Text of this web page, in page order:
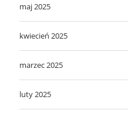
maj 2025
kwiecień 2025
marzec 2025
luty 2025